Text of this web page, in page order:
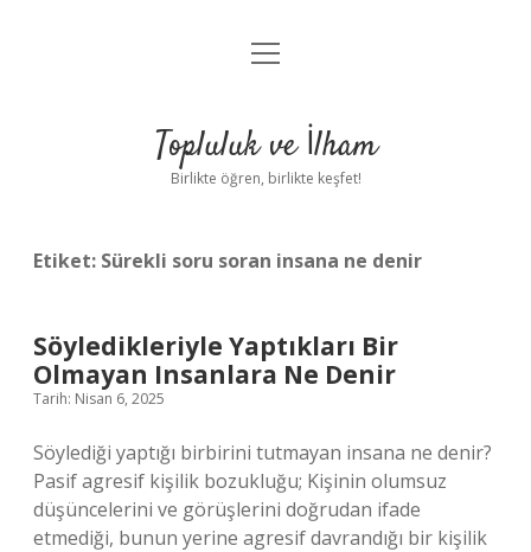
Anasayfa
Yasal Uyarı
menüyü
Topluluk ve İlham
Birlikte öğren, birlikte keşfet!
Etiket: Sürekli soru soran insana ne denir
Söyledikleriyle Yaptıkları Bir
Olmayan Insanlara Ne Denir
Tarih: Nisan 6, 2025
Söylediği yaptığı birbirini tutmayan insana ne denir?
Pasif agresif kişilik bozukluğu; Kişinin olumsuz
düşüncelerini ve görüşlerini doğrudan ifade
etmediği, bunun yerine agresif davrandığı bir kişilik